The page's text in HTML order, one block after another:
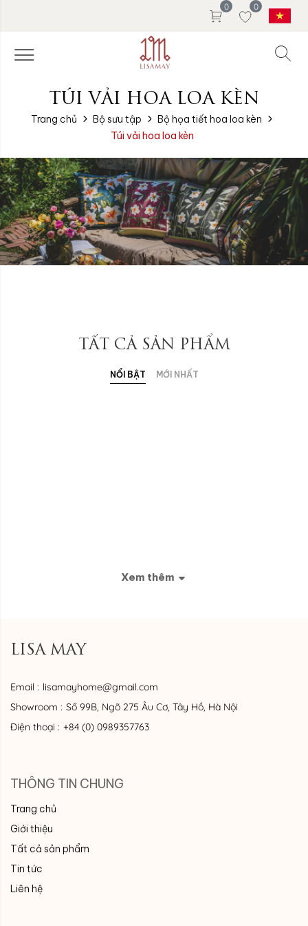
0
0
TÚI VẢI HOA LOA KÈN
Trang chủ Bộ sưu tập
Bộ họa tiết hoa loa kèn
Túi vải hoa loa kèn
TẤT CẢ SẢN PHẨM
NỔI BẬT MỚI NHẤT
Xem thêm
LISA MAY
Email : lisamayhome@gmail.com
Showroom : Số 99B, Ngõ 275 Âu Cơ, Tây Hồ, Hà Nội
Điện thoại : +84 (0) 0989357763
THÔNG TIN CHUNG
Trang chủ
Giới thiệu
Tất cả sản phẩm
Tin tức
Liên hệ